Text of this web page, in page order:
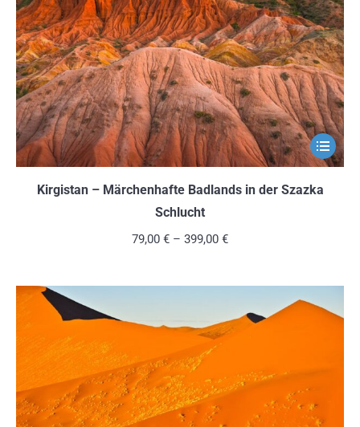
können
auf
der
gewählt
werden
Dieses
Produkt
weist
Optionen
können
der
gewählt
Kirgistan – Märchenhafte Badlands in der Szazka
Schlucht
79,00 € – 399,00 €